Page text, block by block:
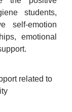
students,
self-emotion
emotional
related to